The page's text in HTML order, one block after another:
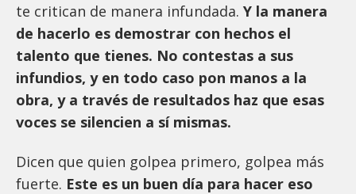
te critican de manera infundada. Y la manera
de hacerlo es demostrar con hechos el
talento que tienes. No contestas a sus
infundios, y en todo caso pon manos a la
obra, y a través de resultados haz que esas
voces se silencien a sí mismas.
Dicen que quien golpea primero, golpea más
fuerte. Este es un buen día para hacer eso